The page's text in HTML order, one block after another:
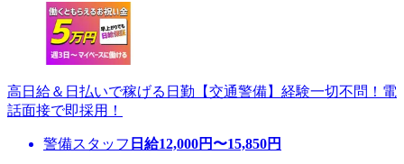
高日給＆日払いで稼げる日勤【交通警備】経験一切不問！電
話面接で即採用！
警備スタッフ 日給12,000円〜15,850円